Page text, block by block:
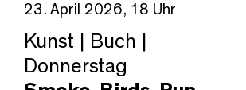
23. April 2026, 18 Uhr
Kunst | Buch |
Donnerstag